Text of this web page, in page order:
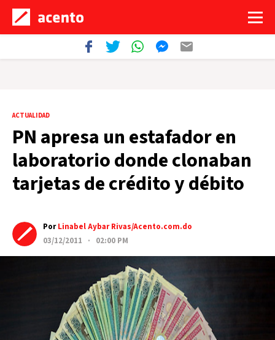
ACTUALIDAD
PN apresa un estafador en
laboratorio donde clonaban
tarjetas de crédito y débito
PorLinabel Aybar Rivas/Acento.com.do
03/12/2011 · 02:00 PM